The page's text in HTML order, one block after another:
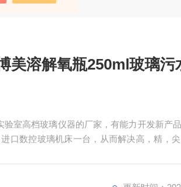
美溶解氧瓶250ml玻璃污
验室高档玻璃仪器的厂家，有能力开发新产
口数控玻璃机床一台，从而解决高，精，